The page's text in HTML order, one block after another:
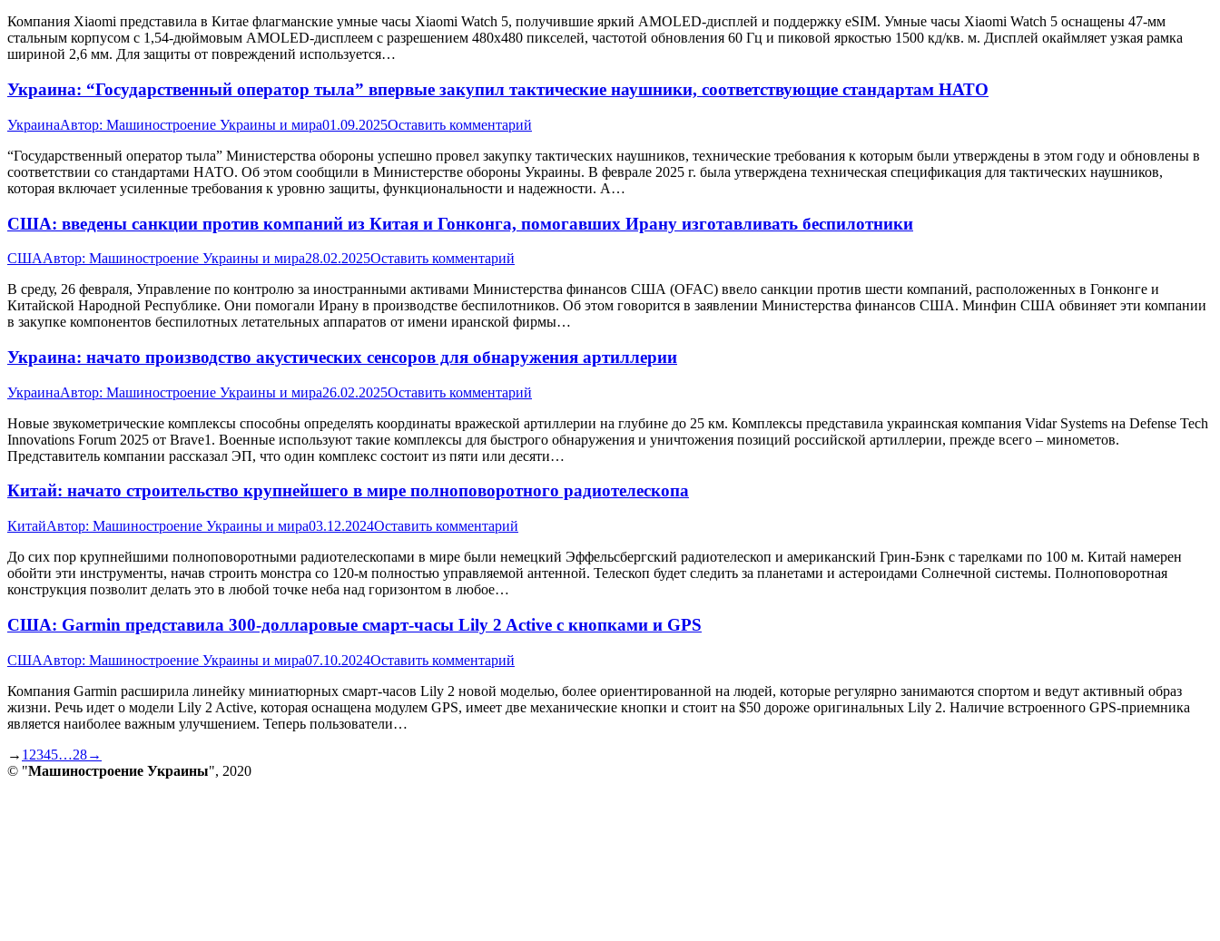
Компания Xiaomi представила в Китае флагманские умные часы Xiaomi Watch 5, получившие яркий AMOLED-дисплей и поддержку eSIM. Умные часы Xiaomi Watch 5 оснащены 47-мм
стальным корпусом с 1,54-дюймовым AMOLED-дисплеем с разрешением 480х480 пикселей, частотой обновления 60 Гц и пиковой яркостью 1500 кд/кв. м. Дисплей окаймляет узкая рамка
шириной 2,6 мм. Для защиты от повреждений используется…
Украина: “Государственный оператор тыла” впервые закупил тактические наушники, соответствующие стандартам НАТО
УкраинаАвтор: Машиностроение Украины и мира01.09.2025Оставить комментарий
“Государственный оператор тыла” Министерства обороны успешно провел закупку тактических наушников, технические требования к которым были утверждены в этом году и обновлены в
соответствии со стандартами НАТО. Об этом сообщили в Министерстве обороны Украины. В феврале 2025 г. была утверждена техническая спецификация для тактических наушников,
которая включает усиленные требования к уровню защиты, функциональности и надежности. А…
США: введены санкции против компаний из Китая и Гонконга, помогавших Ирану изготавливать беспилотники
СШААвтор: Машиностроение Украины и мира28.02.2025Оставить комментарий
В среду, 26 февраля, Управление по контролю за иностранными активами Министерства финансов США (OFAC) ввело санкции против шести компаний, расположенных в Гонконге и
Китайской Народной Республике. Они помогали Ирану в производстве беспилотников. Об этом говорится в заявлении Министерства финансов США. Минфин США обвиняет эти компании
в закупке компонентов беспилотных летательных аппаратов от имени иранской фирмы…
Украина: начато производство акустических сенсоров для обнаружения артиллерии
УкраинаАвтор: Машиностроение Украины и мира26.02.2025Оставить комментарий
Новые звукометрические комплексы способны определять координаты вражеской артиллерии на глубине до 25 км. Комплексы представила украинская компания Vidar Systems на Defense Tech
Innovations Forum 2025 от Brave1. Военные используют такие комплексы для быстрого обнаружения и уничтожения позиций российской артиллерии, прежде всего – минометов.
Представитель компании рассказал ЭП, что один комплекс состоит из пяти или десяти…
Китай: начато строительство крупнейшего в мире полноповоротного радиотелескопа
КитайАвтор: Машиностроение Украины и мира03.12.2024Оставить комментарий
До сих пор крупнейшими полноповоротными радиотелескопами в мире были немецкий Эффельсбергский радиотелескоп и американский Грин-Бэнк с тарелками по 100 м. Китай намерен
обойти эти инструменты, начав строить монстра со 120-м полностью управляемой антенной. Телескоп будет следить за планетами и астероидами Солнечной системы. Полноповоротная
конструкция позволит делать это в любой точке неба над горизонтом в любое…
США: Garmin представила 300-долларовые смарт-часы Lily 2 Active с кнопками и GPS
СШААвтор: Машиностроение Украины и мира07.10.2024Оставить комментарий
Компания Garmin расширила линейку миниатюрных смарт-часов Lily 2 новой моделью, более ориентированной на людей, которые регулярно занимаются спортом и ведут активный образ
жизни. Речь идет о модели Lily 2 Active, которая оснащена модулем GPS, имеет две механические кнопки и стоит на $50 дороже оригинальных Lily 2. Наличие встроенного GPS-приемника
является наиболее важным улучшением. Теперь пользователи…
→ 1 2345…28→
© "Машиностроение Украины", 2020